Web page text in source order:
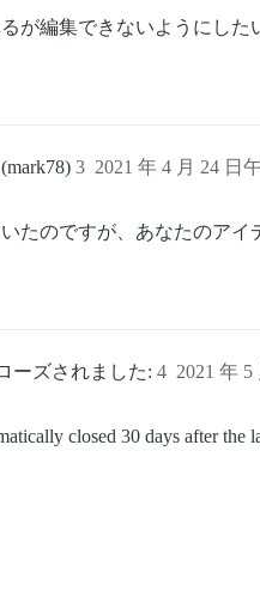
が編集できないようにした
(mark78) 2021 年 4 月 24 日
3
たのですが、あなたのアイ
ーズされました: 2021 年 5
4
closed 30 days after the